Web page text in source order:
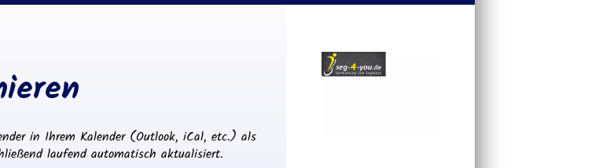
in Ihrem Kalender (Outlook, iCal, etc.) als
laufend automatisch aktualisiert.